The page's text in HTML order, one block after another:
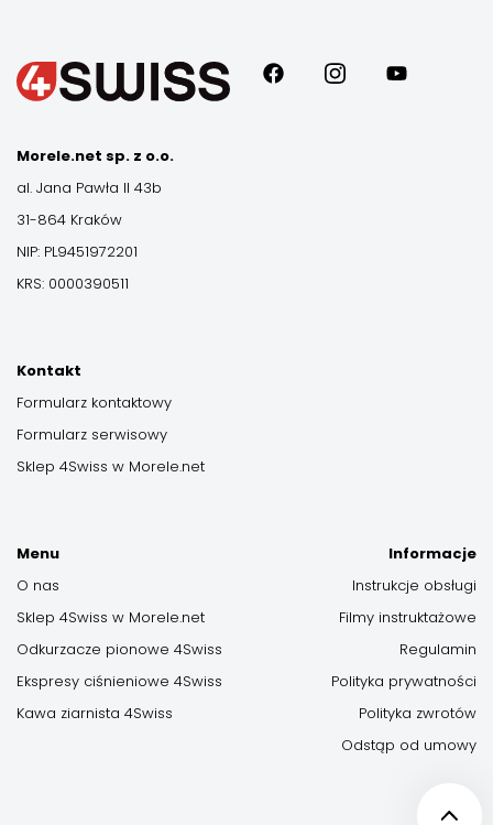
Morele.net sp. z o.o.
al. Jana Pawła II 43b
31-864 Kraków
NIP: PL9451972201
KRS: 0000390511
Kontakt
Formularz kontaktowy
Formularz serwisowy
Sklep 4Swiss w Morele.net
Menu
O nas
Sklep 4Swiss w Morele.net
Odkurzacze pionowe 4Swiss
Ekspresy ciśnieniowe 4Swiss
Kawa ziarnista 4Swiss
Informacje
Instrukcje obsługi
Filmy instruktażowe
Regulamin
Polityka prywatności
Polityka zwrotów
Odstąp od umowy